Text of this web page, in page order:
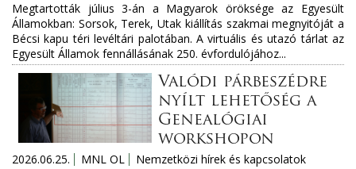
Megtartották július 3-án a Magyarok öröksége az Egyesült
Államokban: Sorsok, Terek, Utak kiállítás szakmai megnyitóját a
Bécsi kapu téri levéltári palotában. A virtuális és utazó tárlat az
Egyesült Államok fennállásának 250. évfordulójához...
Valódi párbeszédre
nyílt lehetőség a
Genealógiai
workshopon
2026.06.25. MNL OL
Nemzetközi hírek és kapcsolatok